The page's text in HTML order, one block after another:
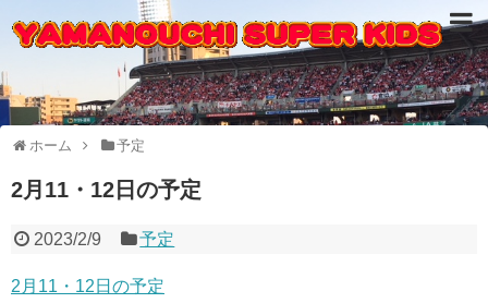
ホーム 予定
2月11・12日の予定
2023/2/9 予定
2月11・12日の予定